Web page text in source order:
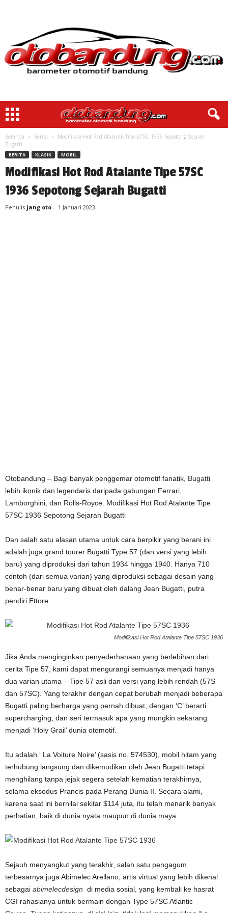
Beranda Berita
Modifikasi Hot Rod Atalante Tipe 57SC 1936 Sepotong Sejarah
Bugatti
BERITA KLASIK MOBIL
Modifikasi Hot Rod Atalante Tipe 57SC
1936 Sepotong Sejarah Bugatti
Penulis jang oto - 1 Januari 2023
Otobandung – Bagi banyak penggemar otomotif fanatik, Bugatti
lebih ikonik dan legendaris daripada gabungan Ferrari,
Lamborghini, dan Rolls-Royce. Modifikasi Hot Rod Atalante Tipe
57SC 1936 Sepotong Sejarah Bugatti
Dan salah satu alasan utama untuk cara berpikir yang berani ini
adalah juga grand tourer Bugatti Type 57 (dan versi yang lebih
baru) yang diproduksi dari tahun 1934 hingga 1940. Hanya 710
contoh (dari semua varian) yang diproduksi sebagai desain yang
benar-benar baru yang dibuat oleh dalang Jean Bugatti, putra
pendiri Ettore.
Modifikasi Hot Rod Atalante Tipe 57SC 1936
Jika Anda menginginkan penyederhanaan yang berlebihan dari
cerita Tipe 57, kami dapat mengurangi semuanya menjadi hanya
dua varian utama – Tipe 57 asli dan versi yang lebih rendah (57S
dan 57SC). Yang terakhir dengan cepat berubah menjadi beberapa
Bugatti paling berharga yang pernah dibuat, dengan ‘C’ berarti
supercharging, dan seri termasuk apa yang mungkin sekarang
menjadi ‘Holy Grail’ dunia otomotif.
Itu adalah ‘ La Voiture Noire’ (sasis no. 574530), mobil hitam yang
terhubung langsung dan dikemudikan oleh Jean Bugatti tetapi
menghilang tanpa jejak segera setelah kematian terakhirnya,
selama eksodus Prancis pada Perang Dunia II. Secara alami,
karena saat ini bernilai sekitar $114 juta, itu telah menarik banyak
perhatian, baik di dunia nyata maupun di dunia maya.
Sejauh menyangkut yang terakhir, salah satu pengagum
terbesarnya juga Abimelec Arellano, artis virtual yang lebih dikenal
sebagai abimelecdesign di media sosial, yang kembali ke hasrat
CGI rahasianya untuk bermain dengan Type 57SC Atlantic